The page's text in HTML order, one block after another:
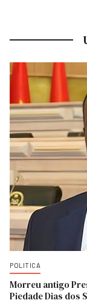
POLITICA
Morreu antigo
Piedade Dias dos